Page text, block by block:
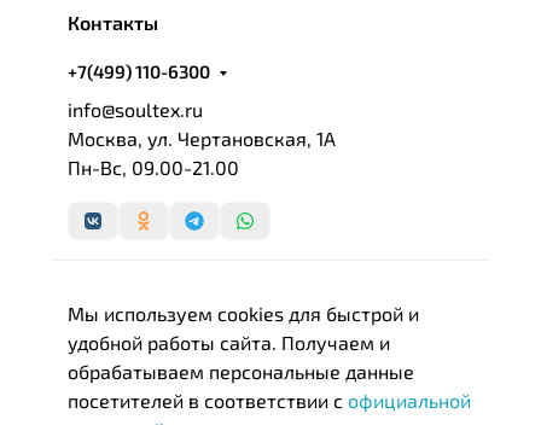
Контакты
+7(499) 110-6300
info@soultex.ru
Москва, ул. Чертановская, 1А
Пн-Вс, 09.00-21.00
Мы используем cookies для быстрой и
удобной работы сайта. Получаем и
обрабатываем персональные данные
посетителей в соответствии с официальной